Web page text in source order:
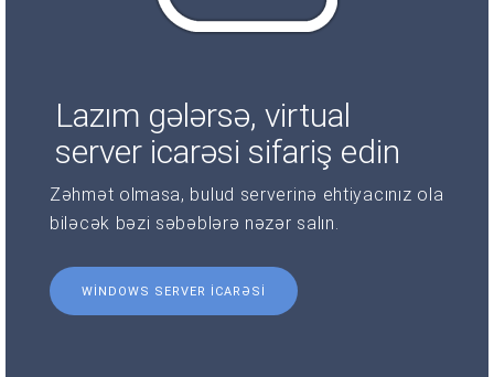
Lazım gələrsə, virtual
server icarəsi sifariş edin
Zəhmət olmasa, bulud serverinə ehtiyacınız ola
biləcək bəzi səbəblərə nəzər salın.
WINDOWS SERVER ICARƏSI